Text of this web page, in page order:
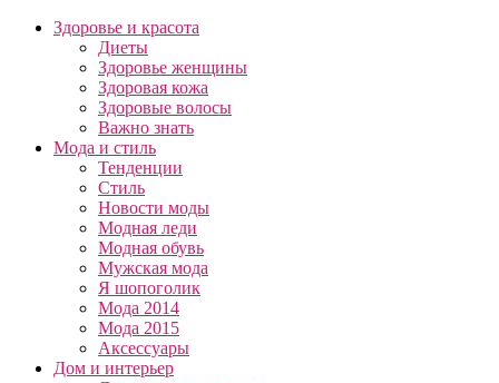
Здоровье и красота
Диеты
Здоровье женщины
Здоровая кожа
Здоровые волосы
Важно знать
Мода и стиль
Тенденции
Стиль
Новости моды
Модная леди
Модная обувь
Мужская мода
Я шопоголик
Мода 2014
Мода 2015
Аксессуары
Дом и интерьер